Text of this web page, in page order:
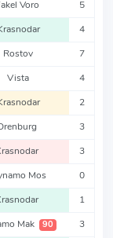
Voro 5
4
Rostov 7
Vista 4
2
3
3
Mos 0
1
Mak 90 3